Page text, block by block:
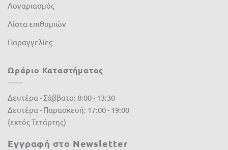
Λογαριασμός
Λίστα επιθυμιών
Παραγγελίες
Ωράριο Καταστήματος
Δευτέρα - Σάββατο: 8:00 - 13:30
Δευτέρα - Παρασκευή: 17:00 - 19:00
(εκτός Τετάρτης)
Εγγραφή στο Newsletter